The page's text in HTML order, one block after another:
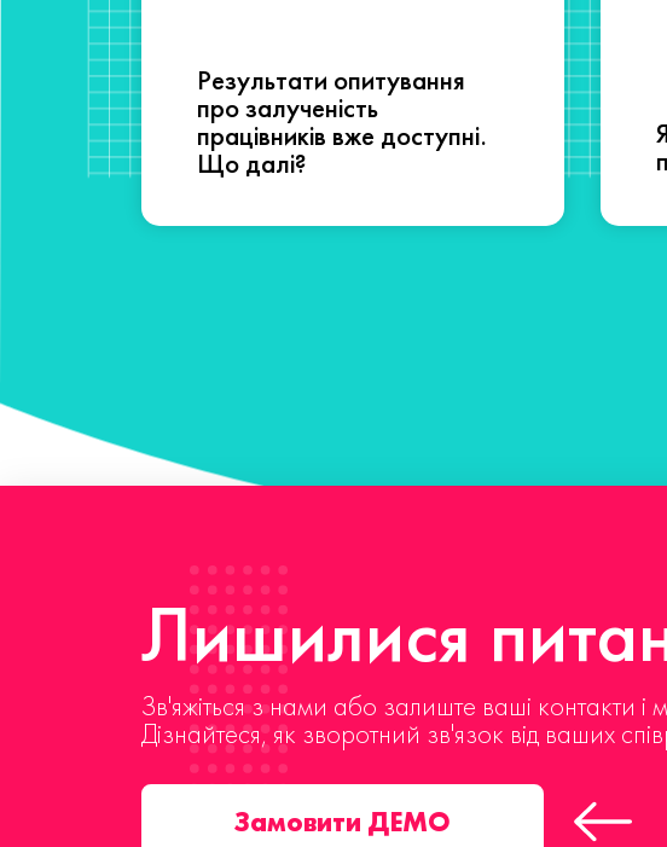
Результати опитування
про залученість
працівників вже доступні.
Що далі?
Лишилися
Зв'яжіться з нами або залиште ваші контакти
Дізнайтеся, як зворотний зв'язок від ваших
Замовити ДЕМО